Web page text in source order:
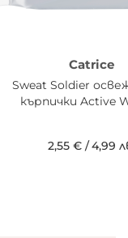
Catrice
Sweat Soldier
кърпички Active
2,55 € /4,99